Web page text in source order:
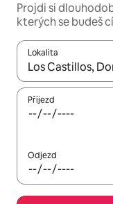
Projdi si
kterých se budeš
Lokalita
Až budou
Příjezd
Odjezd